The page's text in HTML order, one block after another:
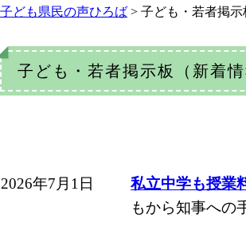
子ども県民の声ひろば > 子ども・若者掲示
子ども・若者掲示板（新着情
2026年7月1日 私立中学も授業
もから知事への